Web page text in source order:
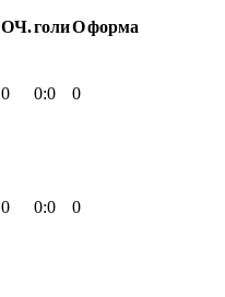
ОЧ.голиОформа
0 0:0 0
0 0:0 0